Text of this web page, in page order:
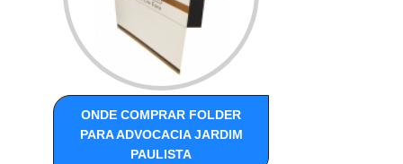
ONDE COMPRAR FOLDER
PARA ADVOCACIA JARDIM
PAULISTA